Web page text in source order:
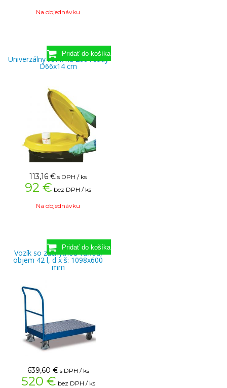
Na objednávku
Univerzálny lievik na 200 l sudy
D66x14 cm
113,16 € s DPH / ks
92 € bez DPH / ks
Na objednávku
Vozík so záchytnou vaňou,
objem 42 l, d x š: 1098x600
mm
639,60 € s DPH / ks
520 € bez DPH / ks